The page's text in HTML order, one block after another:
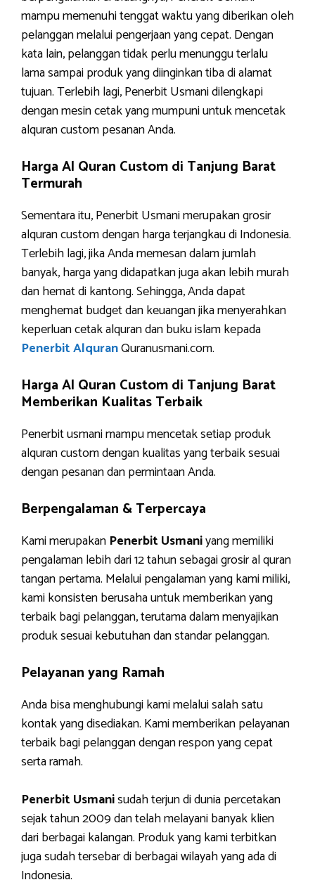
mampu memenuhi tenggat waktu yang diberikan oleh
pelanggan melalui pengerjaan yang cepat. Dengan
kata lain, pelanggan tidak perlu menunggu terlalu
lama sampai produk yang diinginkan tiba di alamat
tujuan. Terlebih lagi, Penerbit Usmani dilengkapi
dengan mesin cetak yang mumpuni untuk mencetak
alquran custom pesanan Anda.
Harga Al Quran Custom di Tanjung Barat
Termurah
Sementara itu, Penerbit Usmani merupakan grosir
alquran custom dengan harga terjangkau di Indonesia.
Terlebih lagi, jika Anda memesan dalam jumlah
banyak, harga yang didapatkan juga akan lebih murah
dan hemat di kantong. Sehingga, Anda dapat
menghemat budget dan keuangan jika menyerahkan
keperluan cetak alquran dan buku islam kepada
Penerbit AlquranQuranusmani.com.
Harga Al Quran Custom di Tanjung Barat
Memberikan Kualitas Terbaik
Penerbit usmani mampu mencetak setiap produk
alquran custom dengan kualitas yang terbaik sesuai
dengan pesanan dan permintaan Anda.
Berpengalaman & Terpercaya
Kami merupakan Penerbit Usmaniyang memiliki
pengalaman lebih dari 12 tahun sebagai grosir al quran
tangan pertama. Melalui pengalaman yang kami miliki,
kami konsisten berusaha untuk memberikan yang
terbaik bagi pelanggan, terutama dalam menyajikan
produk sesuai kebutuhan dan standar pelanggan.
Pelayanan yang Ramah
Anda bisa menghubungi kami melalui salah satu
kontak yang disediakan. Kami memberikan pelayanan
terbaik bagi pelanggan dengan respon yang cepat
serta ramah.
Penerbit Usmanisudah terjun di dunia percetakan
sejak tahun 2009 dan telah melayani banyak klien
dari berbagai kalangan. Produk yang kami terbitkan
juga sudah tersebar di berbagai wilayah yang ada di
Indonesia.